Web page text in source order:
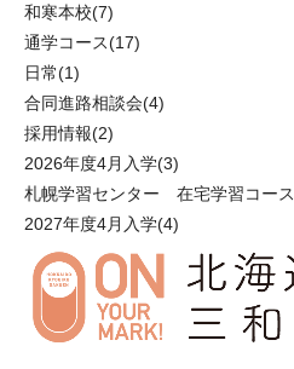
和寒本校(7)
通学コース(17)
日常(1)
合同進路相談会(4)
採用情報(2)
2026年度4月入学(3)
札幌学習センター 在宅学習コース
2027年度4月入学(4)